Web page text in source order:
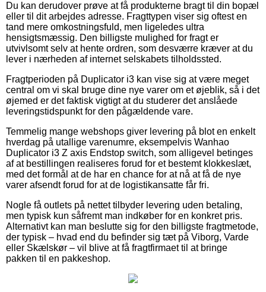
Du kan derudover prøve at få produkterne bragt til din bopæl
eller til dit arbejdes adresse. Fragttypen viser sig oftest en
tand mere omkostningsfuld, men ligeledes ultra
hensigtsmæssig. Den billigste mulighed for fragt er
utvivlsomt selv at hente ordren, som desværre kræver at du
lever i nærheden af internet selskabets tilholdssted.
Fragtperioden på Duplicator i3 kan vise sig at være meget
central om vi skal bruge dine nye varer om et øjeblik, så i det
øjemed er det faktisk vigtigt at du studerer det anslåede
leveringstidspunkt for den pågældende vare.
Temmelig mange webshops giver levering på blot en enkelt
hverdag på utallige varenumre, eksempelvis Wanhao
Duplicator i3 Z axis Endstop switch, som alligevel betinges
af at bestillingen realiseres forud for et bestemt klokkeslæt,
med det formål at de har en chance for at nå at få de nye
varer afsendt forud for at de logistikansatte får fri.
Nogle få outlets på nettet tilbyder levering uden betaling,
men typisk kun såfremt man indkøber for en konkret pris.
Alternativt kan man beslutte sig for den billigste fragtmetode,
der typisk – hvad end du befinder sig tæt på Viborg, Varde
eller Skælskør – vil blive at få fragtfirmaet til at bringe
pakken til en pakkeshop.